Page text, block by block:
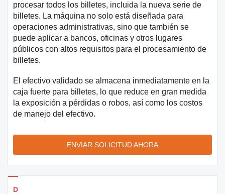
procesar todos los billetes, incluida la nueva serie de
billetes. La máquina no solo está diseñada para
operaciones administrativas, sino que también se
puede aplicar a bancos, oficinas y otros lugares
públicos con altos requisitos para el procesamiento de
billetes.
El efectivo validado se almacena inmediatamente en la
caja fuerte para billetes, lo que reduce en gran medida
la exposición a pérdidas o robos, así como los costos
de manejo del efectivo.
ENVIAR SOLICITUD AHORA
Detalles de los productos